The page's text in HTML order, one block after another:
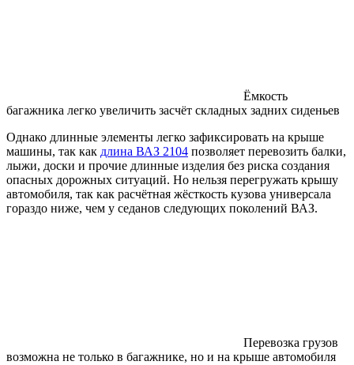
Ёмкость
багажника легко увеличить засчёт складных задних сиденьев
Однако длинные элементы легко зафиксировать на крыше
машины, так как длина ВАЗ 2104 позволяет перевозить балки,
лыжи, доски и прочие длинные изделия без риска создания
опасных дорожных ситуаций. Но нельзя перегружать крышу
автомобиля, так как расчётная жёсткость кузова универсала
гораздо ниже, чем у седанов следующих поколений ВАЗ.
Перевозка грузов
возможна не только в багажнике, но и на крыше автомобиля